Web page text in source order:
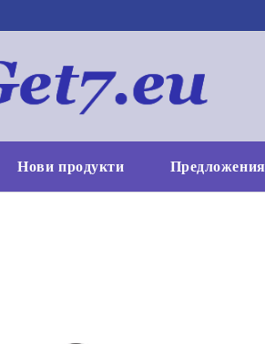
Нови продукти Предложения